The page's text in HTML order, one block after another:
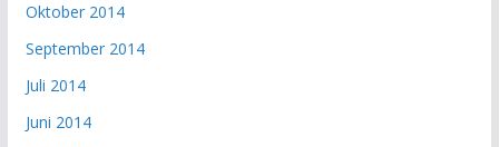
Oktober 2014
September 2014
Juli 2014
Juni 2014